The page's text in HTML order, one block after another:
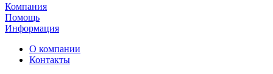
Компания
Помощь
Информация
О компании
Контакты